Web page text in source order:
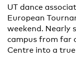
UT dance
European
weekend. Nearly
campus from far
Centre into a